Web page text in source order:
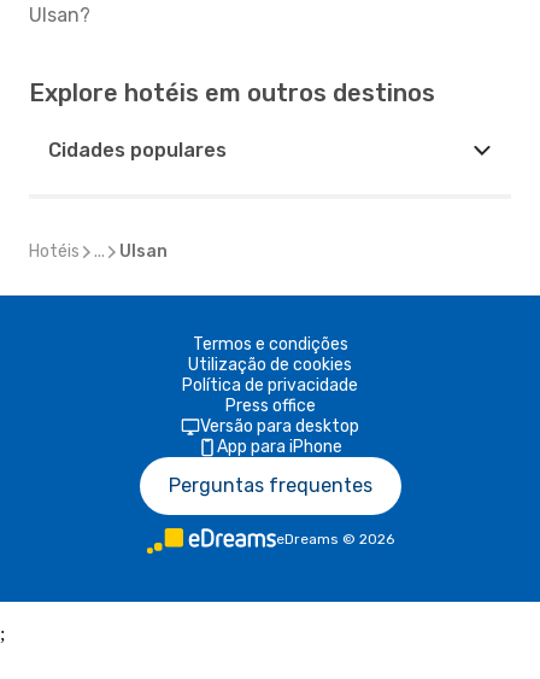
Ulsan?
Explore hotéis em outros destinos
Cidades populares
Hotéis ... Ulsan
Termos e condições
Utilização de cookies
Política de privacidade
Press office
Versão para desktop
App para iPhone
Perguntas frequentes
eDreams © 2026
;